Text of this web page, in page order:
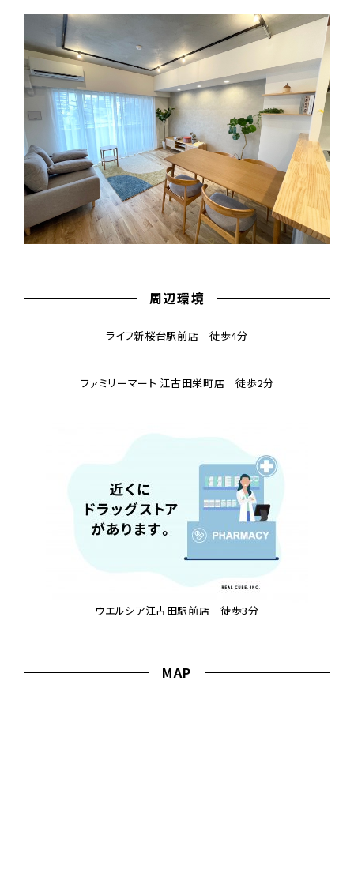
周辺環境
ライフ新桜台駅前店 徒歩4分
ファミリーマート 江古田栄町店 徒歩2分
ウエルシア江古田駅前店 徒歩3分
MAP